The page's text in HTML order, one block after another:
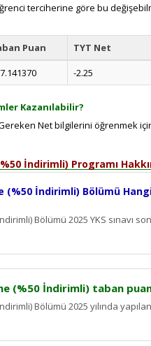
terciherine göre bu
Puan TYT Net
-2.25
Kazanılabilir?
Net bilgilerini öğrenmek
İndirimli) Programı
İndirimli) Bölümü Hangi
Bölümü 2025 YKS sınavı
(%50 İndirimli) taban
Bölümü 2025 yılında